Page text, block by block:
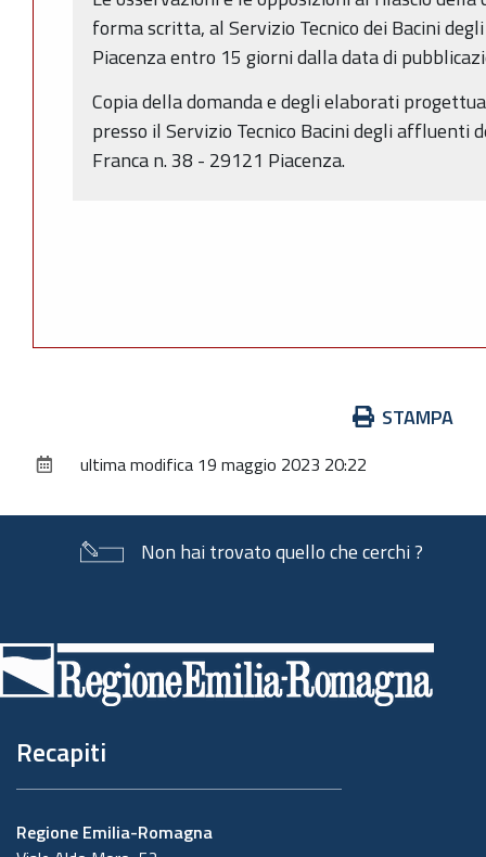
forma scritta, al Servizio Tecnico dei Bacini
Piacenza entro 15 giorni dalla data di
Copia della domanda e degli elaborati
presso il Servizio Tecnico Bacini degli affluenti
Franca n. 38 - 29121 Piacenza.
documento
STAMPA
ultima modifica 19 maggio 2023 20:22
Non hai trovato quello che cerchi ?
di
pagina
Recapiti
Regione Emilia-Romagna